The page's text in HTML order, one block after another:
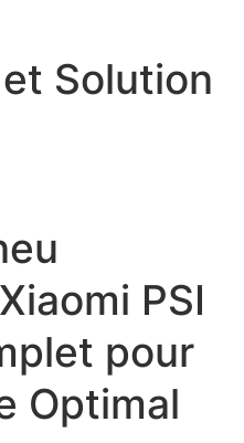
Solution
PSI
pour
Optimal